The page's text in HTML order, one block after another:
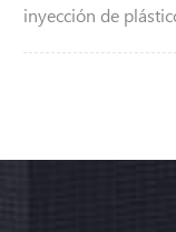
inyección de